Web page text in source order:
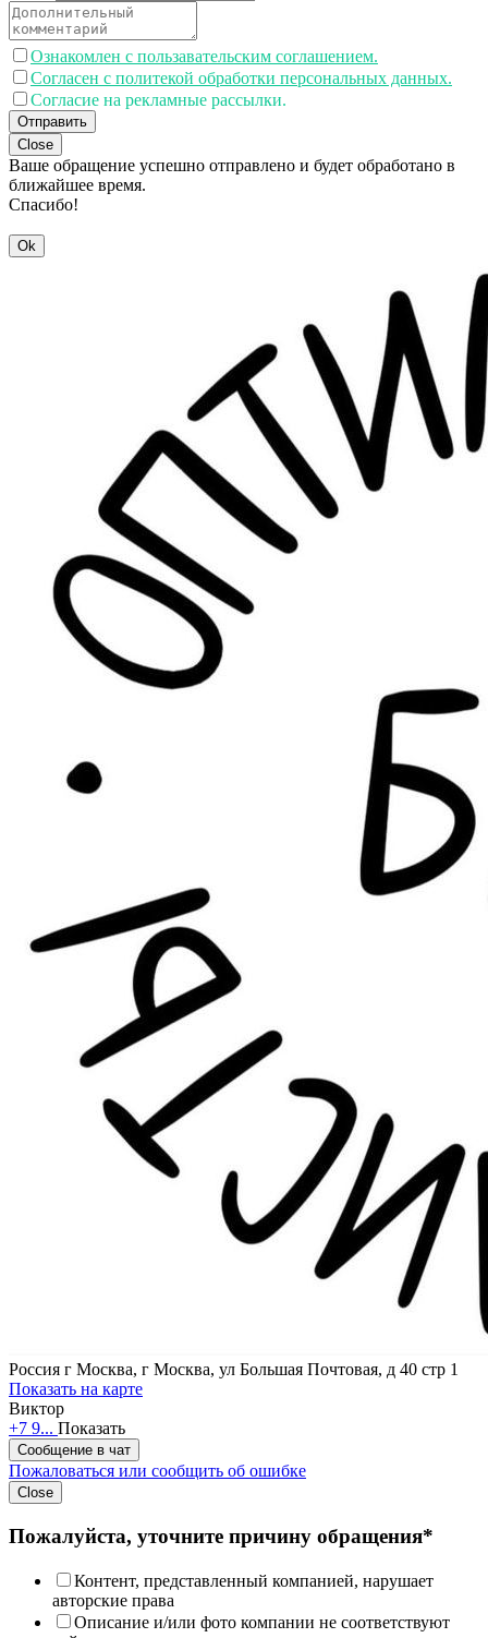
Ознакомлен с пользавательским соглашением.
Согласен с политекой обработки персональных данных.
Согласие на рекламные рассылки.
Отправить
Close
Ваше обращение успешно отправлено и будет обработано в
ближайшее время.
Спасибо!
Ok
Россия г Москва, г Москва, ул Большая Почтовая, д 40 стр 1
Показать на карте
Виктор
+7 9... Показать
Сообщение в чат
Пожаловаться или сообщить об ошибке
Close
Пожалуйста, уточните причину обращения*
Контент, представленный компанией, нарушает
авторские права
Описание и/или фото компании не соответствуют